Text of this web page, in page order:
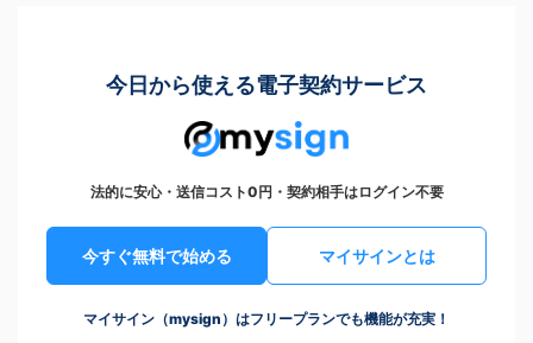
今日から使える電子契約サービス
法的に安心・送信コスト0円・契約相手はログイン不要
今すぐ無料で始める マイサインとは
マイサイン（mysign）はフリープランでも機能が充実！